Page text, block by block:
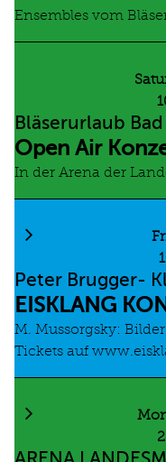
Ensembles vom
Bläserurlaub
Open Air
In der Arena der
Peter Brugger-
EISKLANG
M. Mussorgsky:
Tickets auf